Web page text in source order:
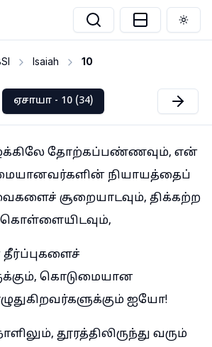
Isaiah 10
ஏசாயா - 10 (34)
தோற்கப்பண்ணவும், என்
நியாயத்தைப்
சூறையாடவும், திக்கற்ற
கொடுமையான
ஐயோ!
தூரத்திலிருந்து வரும்